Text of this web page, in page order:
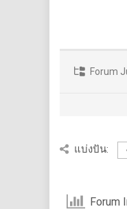
Forum
แบ่งปัน:
Forum